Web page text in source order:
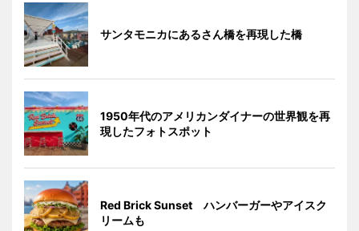
サンタモニカにあるさん橋を再現した橋
1950年代のアメリカンダイナーの世界観を再
現したフォトスポット
Red Brick Sunset ハンバーガーやアイスク
リームも